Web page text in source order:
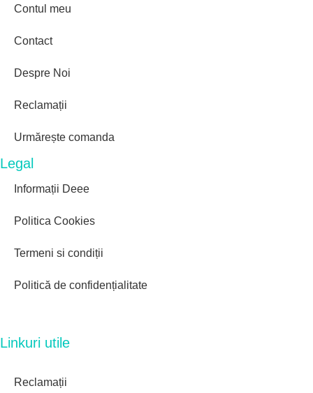
Contul meu
Contact
Despre Noi
Reclamații
Urmărește comanda
Legal
Informații Deee
Politica Cookies
Termeni si condiții
Politică de confidențialitate
Linkuri utile
Reclamații